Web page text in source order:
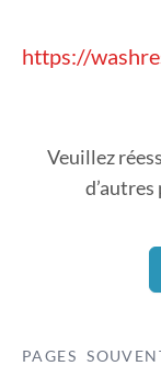
https://
Veuillez
PAGES